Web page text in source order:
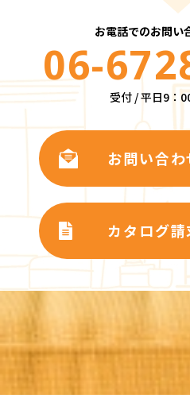
お電話でのお問い
06-
受付 / 平日9：
お問い合
カタログ